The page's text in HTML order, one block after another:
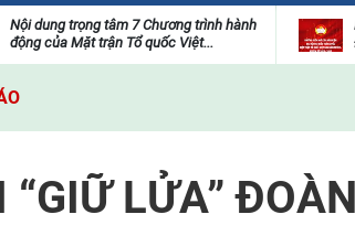
Nội dung trọng tâm 7 Chương trình hành
động của Mặt trận Tổ quốc Việt...
“GIỮ LỬA”